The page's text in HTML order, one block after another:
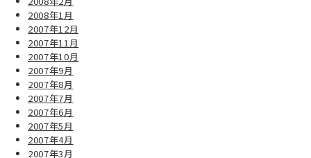
2008年1月
2007年12月
2007年11月
2007年10月
2007年9月
2007年8月
2007年7月
2007年6月
2007年5月
2007年4月
2007年3月